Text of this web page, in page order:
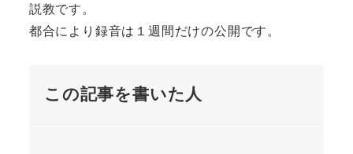
説教です。
都合により録音は１週間だけの公開です。
この記事を書いた人